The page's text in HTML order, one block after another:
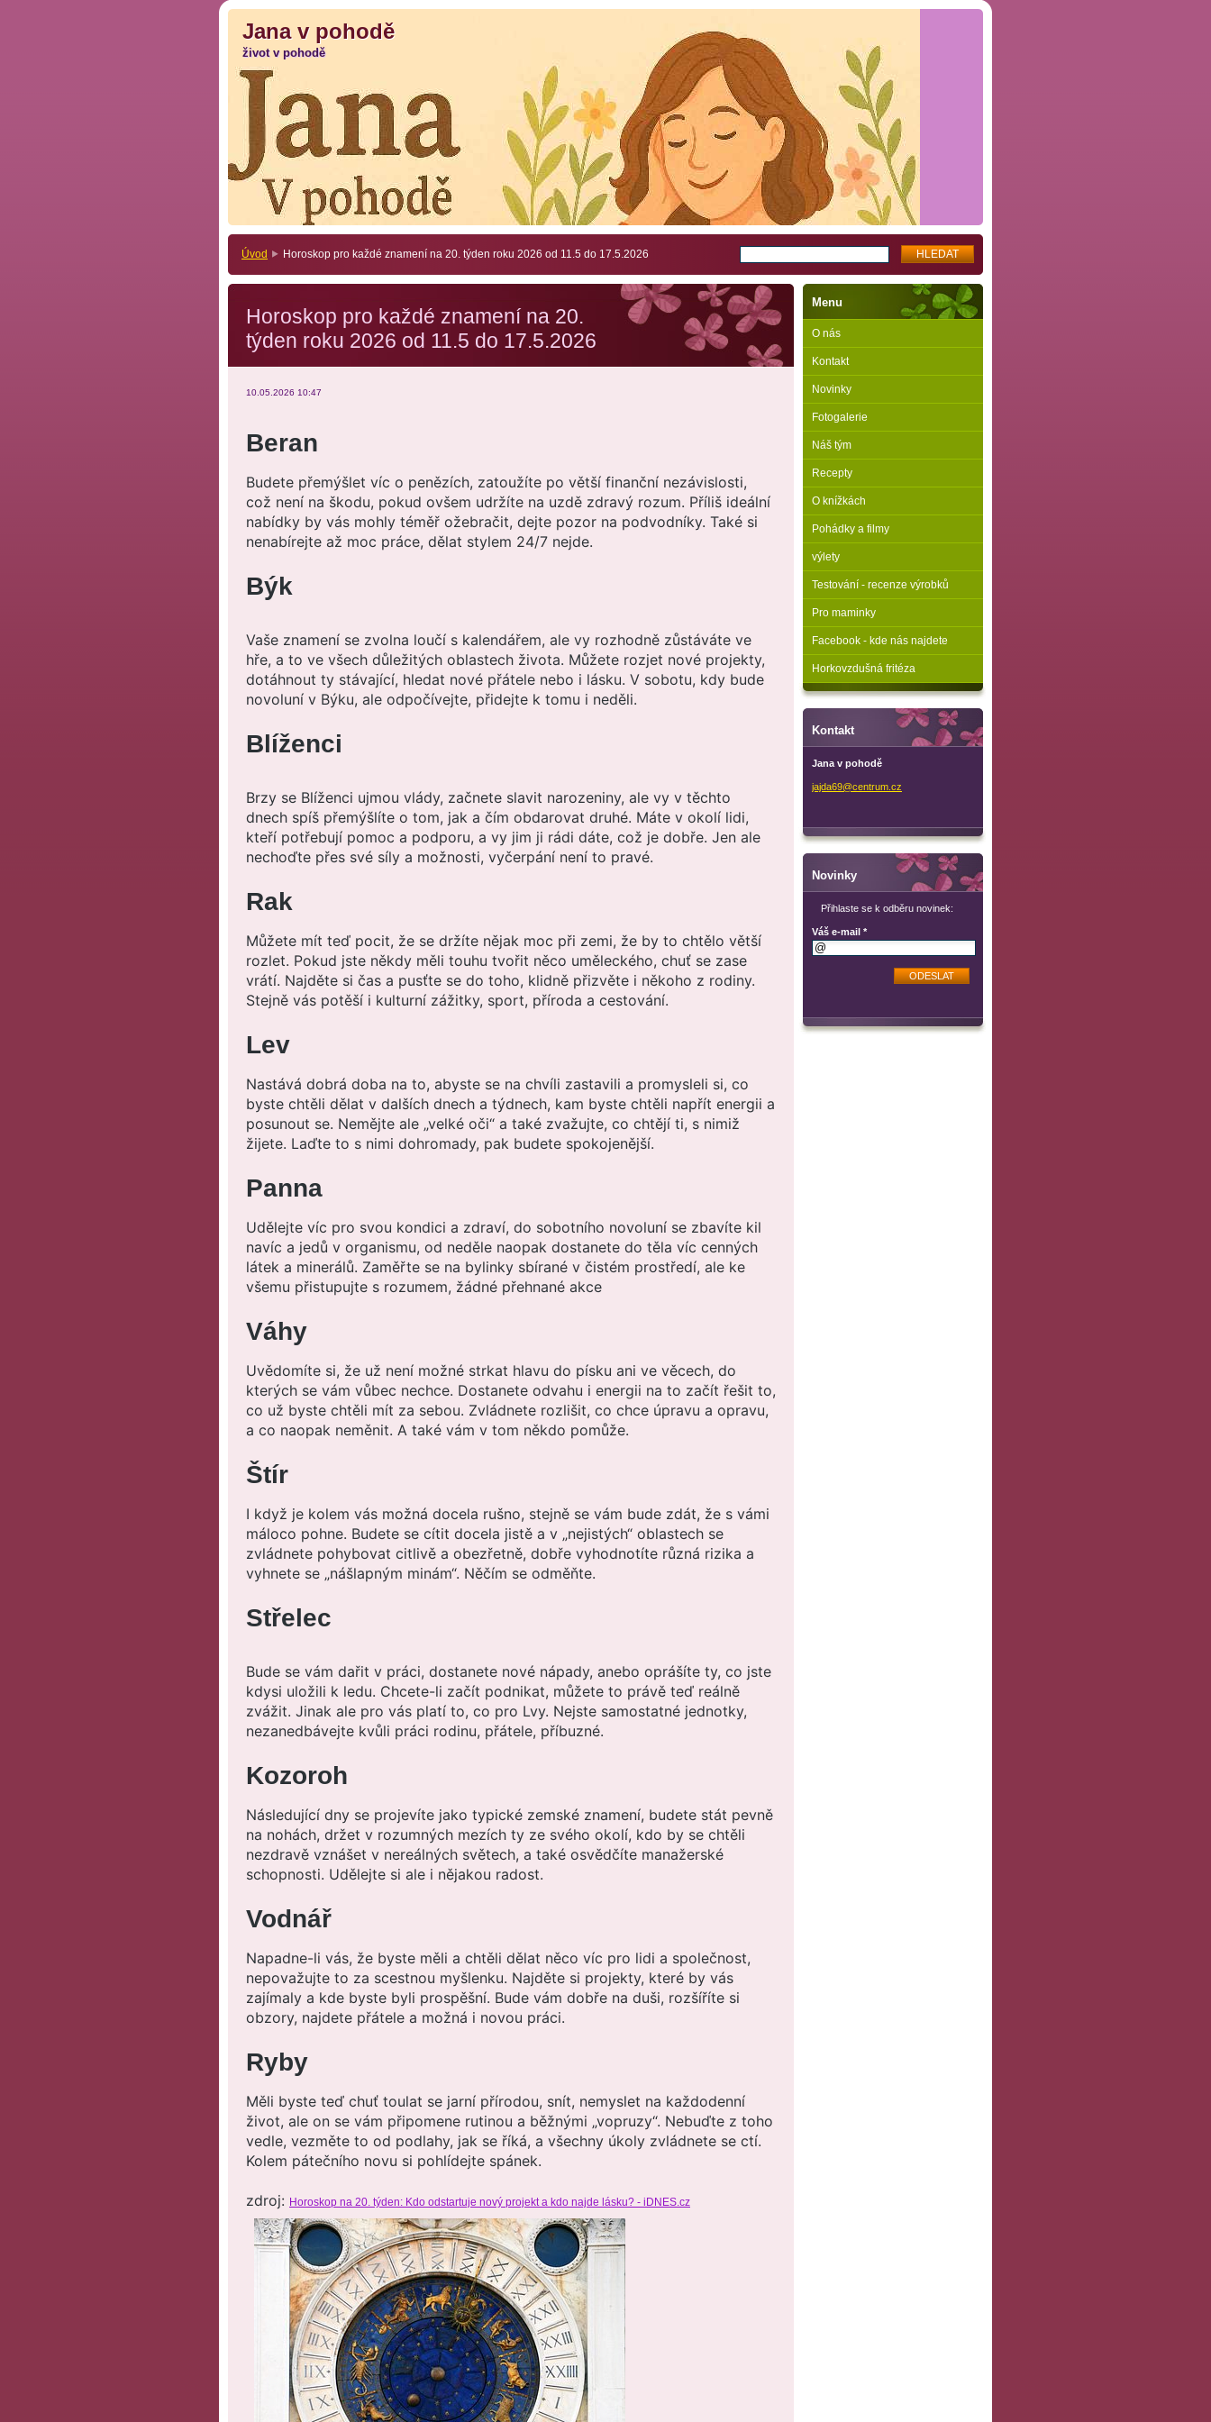
Jana v pohodě
Jana v pohodě
život v pohodě
život v pohodě
Úvod Horoskop pro každé znamení na 20. týden roku 2026 od 11.5 do 17.5.2026
Horoskop pro každé znamení na 20.
týden roku 2026 od 11.5 do 17.5.2026
10.05.2026 10:47
Beran
Budete přemýšlet víc o penězích, zatoužíte po větší finanční nezávislosti,
což není na škodu, pokud ovšem udržíte na uzdě zdravý rozum. Příliš ideální
nabídky by vás mohly téměř ožebračit, dejte pozor na podvodníky. Také si
nenabírejte až moc práce, dělat stylem 24/7 nejde.
Býk
Vaše znamení se zvolna loučí s kalendářem, ale vy rozhodně zůstáváte ve
hře, a to ve všech důležitých oblastech života. Můžete rozjet nové projekty,
dotáhnout ty stávající, hledat nové přátele nebo i lásku. V sobotu, kdy bude
novoluní v Býku, ale odpočívejte, přidejte k tomu i neděli.
Blíženci
Brzy se Blíženci ujmou vlády, začnete slavit narozeniny, ale vy v těchto
dnech spíš přemýšlíte o tom, jak a čím obdarovat druhé. Máte v okolí lidi,
kteří potřebují pomoc a podporu, a vy jim ji rádi dáte, což je dobře. Jen ale
nechoďte přes své síly a možnosti, vyčerpání není to pravé.
Rak
Můžete mít teď pocit, že se držíte nějak moc při zemi, že by to chtělo větší
rozlet. Pokud jste někdy měli touhu tvořit něco uměleckého, chuť se zase
vrátí. Najděte si čas a pusťte se do toho, klidně přizvěte i někoho z rodiny.
Stejně vás potěší i kulturní zážitky, sport, příroda a cestování.
Lev
Nastává dobrá doba na to, abyste se na chvíli zastavili a promysleli si, co
byste chtěli dělat v dalších dnech a týdnech, kam byste chtěli napřít energii a
posunout se. Nemějte ale „velké oči“ a také zvažujte, co chtějí ti, s nimiž
žijete. Laďte to s nimi dohromady, pak budete spokojenější.
Panna
Udělejte víc pro svou kondici a zdraví, do sobotního novoluní se zbavíte kil
navíc a jedů v organismu, od neděle naopak dostanete do těla víc cenných
látek a minerálů. Zaměřte se na bylinky sbírané v čistém prostředí, ale ke
všemu přistupujte s rozumem, žádné přehnané akce
Váhy
Uvědomíte si, že už není možné strkat hlavu do písku ani ve věcech, do
kterých se vám vůbec nechce. Dostanete odvahu i energii na to začít řešit to,
co už byste chtěli mít za sebou. Zvládnete rozlišit, co chce úpravu a opravu,
a co naopak neměnit. A také vám v tom někdo pomůže.
Štír
I když je kolem vás možná docela rušno, stejně se vám bude zdát, že s vámi
máloco pohne. Budete se cítit docela jistě a v „nejistých“ oblastech se
zvládnete pohybovat citlivě a obezřetně, dobře vyhodnotíte různá rizika a
vyhnete se „nášlapným minám“. Něčím se odměňte.
Střelec
Bude se vám dařit v práci, dostanete nové nápady, anebo oprášíte ty, co jste
kdysi uložili k ledu. Chcete-li začít podnikat, můžete to právě teď reálně
zvážit. Jinak ale pro vás platí to, co pro Lvy. Nejste samostatné jednotky,
nezanedbávejte kvůli práci rodinu, přátele, příbuzné.
Kozoroh
Následující dny se projevíte jako typické zemské znamení, budete stát pevně
na nohách, držet v rozumných mezích ty ze svého okolí, kdo by se chtěli
nezdravě vznášet v nereálných světech, a také osvědčíte manažerské
schopnosti. Udělejte si ale i nějakou radost.
Vodnář
Napadne-li vás, že byste měli a chtěli dělat něco víc pro lidi a společnost,
nepovažujte to za scestnou myšlenku. Najděte si projekty, které by vás
zajímaly a kde byste byli prospěšní. Bude vám dobře na duši, rozšíříte si
obzory, najdete přátele a možná i novou práci.
Ryby
Měli byste teď chuť toulat se jarní přírodou, snít, nemyslet na každodenní
život, ale on se vám připomene rutinou a běžnými „vopruzy“. Nebuďte z toho
vedle, vezměte to od podlahy, jak se říká, a všechny úkoly zvládnete se ctí.
Kolem pátečního novu si pohlídejte spánek.
zdroj: Horoskop na 20. týden: Kdo odstartuje nový projekt a kdo najde lásku? - iDNES.cz
Menu
O nás
Kontakt
Novinky
Fotogalerie
Náš tým
Recepty
O knížkách
Pohádky a filmy
výlety
Testování - recenze výrobků
Pro maminky
Facebook - kde nás najdete
Horkovzdušná fritéza
Kontakt
Jana v pohodě
jajda69@centrum. cz
Novinky
Přihlaste se k odběru novinek:
Váš e-mail *